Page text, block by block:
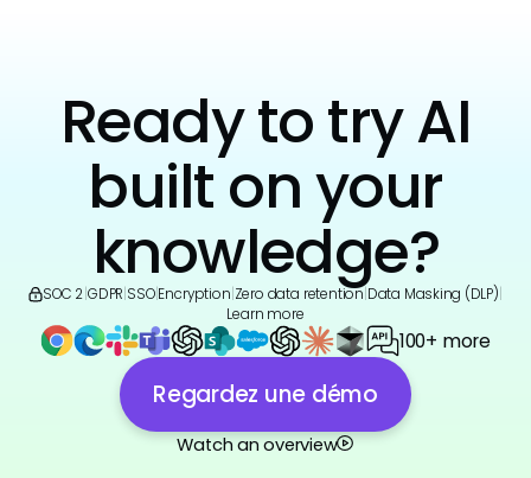
Ready to try AI
built on your
knowledge?
SOC 2 GDPR SSO|Encryption Zero data retention Data Masking (DLP)
Learn more
100+ more
Regardez une démo
Watch an overview